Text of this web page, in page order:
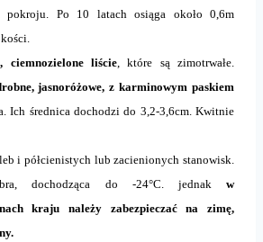
pokroju. Po 10 latach osiąga około 0,6m
ciemnozielone liście, które są zimotrwałe.
jasnoróżowe, z karminowym paskiem
Ich średnica dochodzi do 3,2-3,6cm. Kwitnie
i półcienistych lub zacienionych stanowisk.
dochodząca do -24°C. jednak w
kraju należy zabezpieczać na zimę,